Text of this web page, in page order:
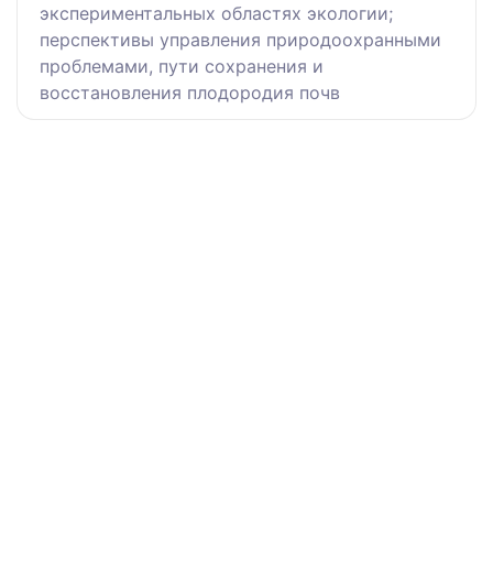
экспериментальных областях экологии;
перспективы управления природоохранными
проблемами, пути сохранения и
восстановления плодородия почв